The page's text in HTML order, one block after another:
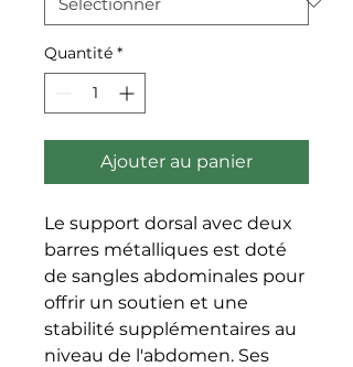
Quantité *
Ajouter au panier
Le support dorsal avec deux
barres métalliques est doté
de sangles abdominales pour
offrir un soutien et une
stabilité supplémentaires au
niveau de l'abdomen. Ses